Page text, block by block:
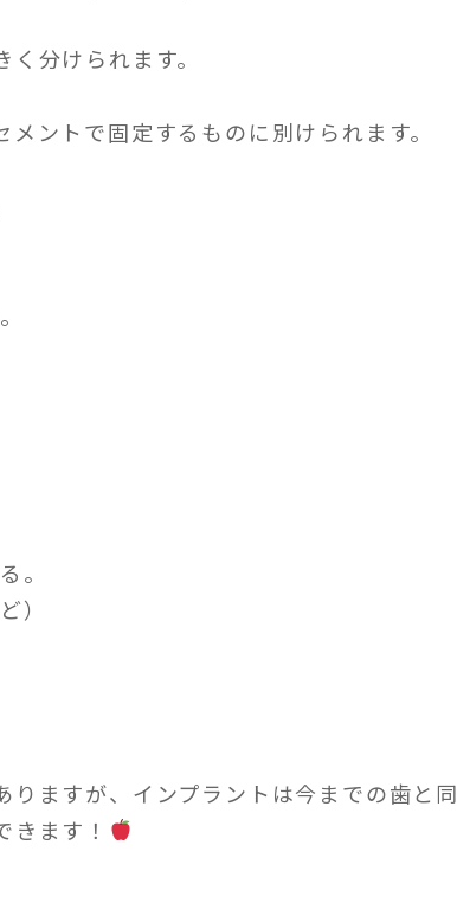
分けられます。
ントで固定するものに別けられます。
。
）
りますが、インプラントは今までの歯と同
ます！